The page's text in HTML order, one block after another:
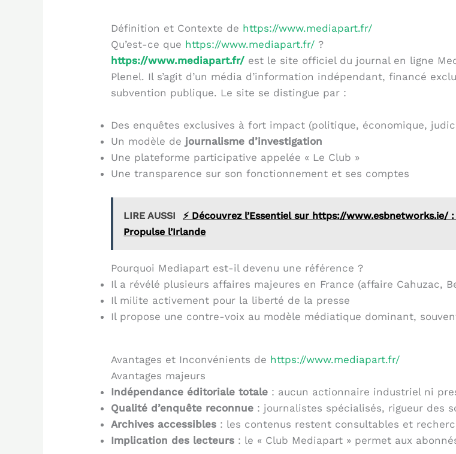
Définition et Contexte de https://www.mediapart.fr/
Qu’est-ce que https://www.mediapart.fr/ ?
https://www.mediapart.fr/ est le site officiel du journal en ligne
Plenel. Il s’agit d’un média d’information indépendant, financé
subvention publique. Le site se distingue par :
Des enquêtes exclusives à fort impact (politique, économique,
Un modèle de journalisme d’investigation
Une plateforme participative appelée « Le Club »
Une transparence sur son fonctionnement et ses comptes
LIRE AUSSI
⚡ Découvrez l’Essentiel sur https://
Propulse l’Irlande
Pourquoi Mediapart est-il devenu une référence ?
Il a révélé plusieurs affaires majeures en France (affaire Cahuzac,
Il milite activement pour la liberté de la presse
Il propose une contre-voix au modèle médiatique dominant,
Avantages et Inconvénients de https://www.mediapart.fr/
Avantages majeurs
Indépendance éditoriale totale : aucun actionnaire industriel ni
Qualité d’enquête reconnue : journalistes spécialisés, rigueur des
Archives accessibles : les contenus restent consultables et
Implication des lecteurs : le « Club Mediapart » permet aux